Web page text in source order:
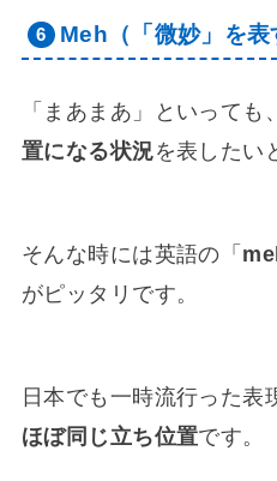
Meh（「微妙」を表
「まあまあ」といっても
置になる状況を表したい
そんな時には英語の「
がピッタリです。
日本でも一時流行った表
ほぼ同じ立ち位置です。